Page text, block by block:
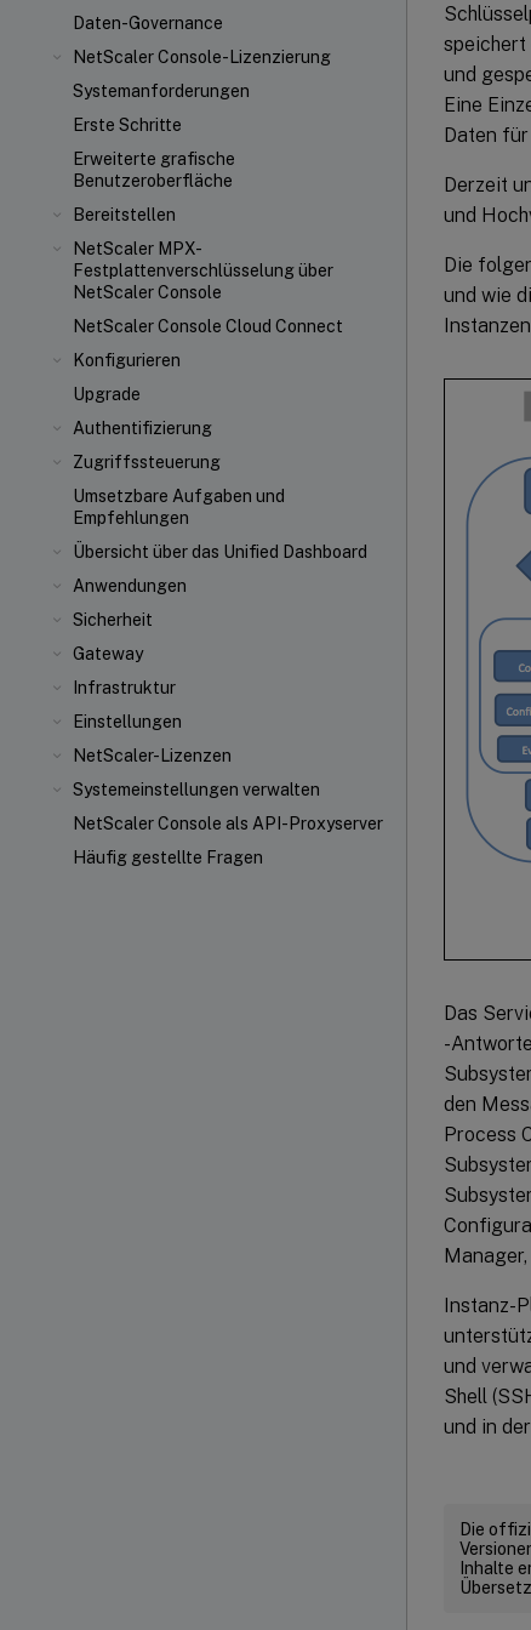
Daten-Governance
NetScaler Console-Lizenzierung
Systemanforderungen
Erste Schritte
Erweiterte grafische
Benutzeroberfläche
Bereitstellen
NetScaler MPX-
Festplattenverschlüsselung über
NetScaler Console
NetScaler Console Cloud Connect
Konfigurieren
Upgrade
Authentifizierung
Zugriffssteuerung
Umsetzbare Aufgaben und
Empfehlungen
Übersicht über das Unified Dashboard
Anwendungen
Sicherheit
Gateway
Infrastruktur
Einstellungen
NetScaler-Lizenzen
Systemeinstellungen verwalten
NetScaler Console als API-Proxyserver
Häufig gestellte Fragen
speichert
und
Eine
Daten
Derzeit
und
Die
und wie
Das
-
den
Process
Instanz-
und
Shell
und in
Die
Inhalte